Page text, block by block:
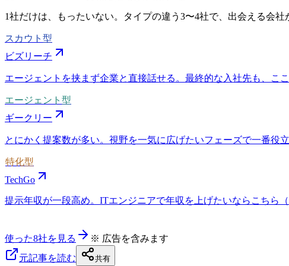
1社だけは、もったいない。タイプの違う 3〜4社で、出会える会社
スカウト型
ビズリーチ
エージェントを挟まず企業と直接話せる。最終的な入社先も、こ
エージェント型
ギークリー
とにかく提案数が多い。視野を一気に広げたいフェーズで一番役立
特化型
TechGo
提示年収が一段高め。ITエンジニアで年収を上げたいならこちら
使った8社を見る
※ 広告を含みます
元記事を読む
共有